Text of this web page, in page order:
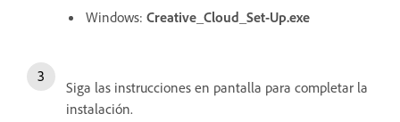
Windows: Creative_Cloud_Set-Up.exe
Siga las instrucciones en pantalla para completar la
instalación.